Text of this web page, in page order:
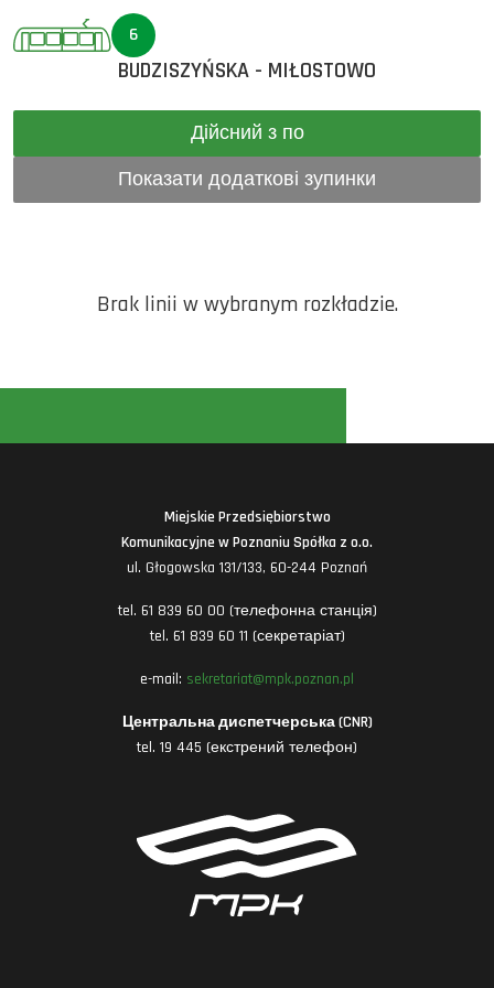
6
BUDZISZYŃSKA - MIŁOSTOWO
Дійсний з по
Показати додаткові зупинки
Brak linii w wybranym rozkładzie.
Miejskie Przedsiębiorstwo
Komunikacyjne w Poznaniu Spółka z o.o.
ul. Głogowska 131/133, 60-244 Poznań
tel. 61 839 60 00 (телефонна станція)
tel. 61 839 60 11 (секретаріат)
e-mail: sekretariat@mpk.poznan.pl
Центральна диспетчерська (CNR)
tel. 19 445 (екстрений телефон)